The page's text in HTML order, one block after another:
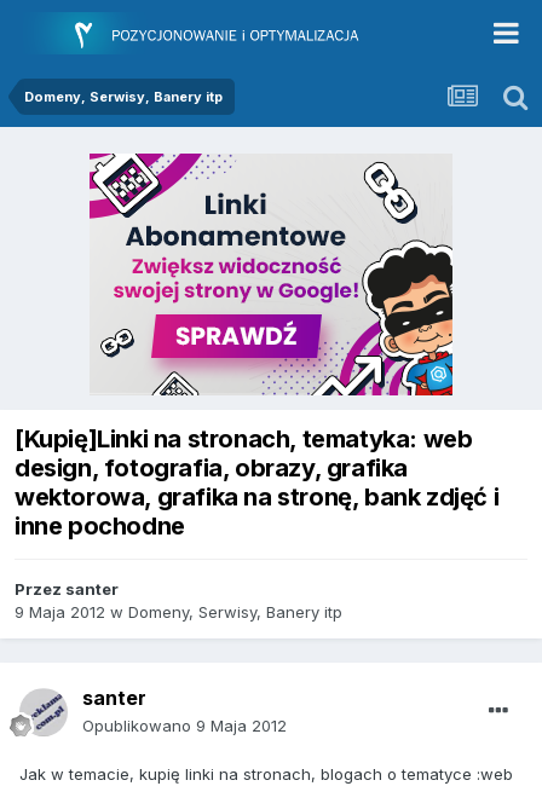
Domeny, Serwisy, Banery itp
[Kupię]Linki na stronach, tematyka: web
design, fotografia, obrazy, grafika
wektorowa, grafika na stronę, bank zdjęć i
inne pochodne
Przez santer
9 Maja 2012 w Domeny, Serwisy, Banery itp
santer
Opublikowano 9 Maja 2012
Jak w temacie, kupię linki na stronach, blogach o tematyce :web